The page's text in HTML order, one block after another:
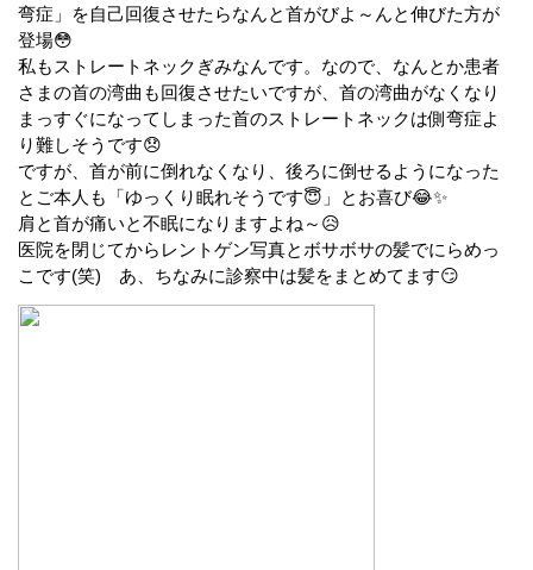
弯症」を自己回復させたらなんと首がびよ～んと伸びた方が
登場😳
私もストレートネックぎみなんです。なので、なんとか患者
さまの首の湾曲も回復させたいですが、首の湾曲がなくなり
まっすぐになってしまった首のストレートネックは側弯症よ
り難しそうです😞
ですが、首が前に倒れなくなり、後ろに倒せるようになった
とご本人も「ゆっくり眠れそうです😇」とお喜び😂✨
肩と首が痛いと不眠になりますよね～😥
医院を閉じてからレントゲン写真とボサボサの髪でにらめっ
こです(笑) あ、ちなみに診察中は髪をまとめてます😏